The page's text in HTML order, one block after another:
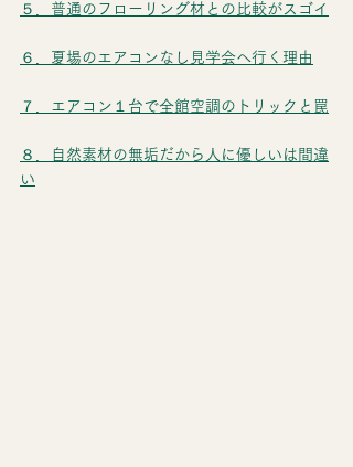
５．普通のフローリング材との比較がスゴイ
６．夏場のエアコンなし見学会へ行く理由
７．エアコン１台で全館空調のトリックと罠
８．自然素材の無垢だから人に優しいは間違
い